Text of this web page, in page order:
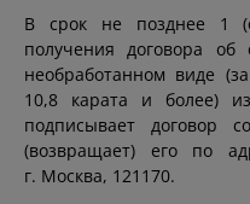
В срок не позднее 1
получения договора
необработанном виде
10,8 карата и более)
подписывает договор
(возвращает) его по
г. Москва, 121170.